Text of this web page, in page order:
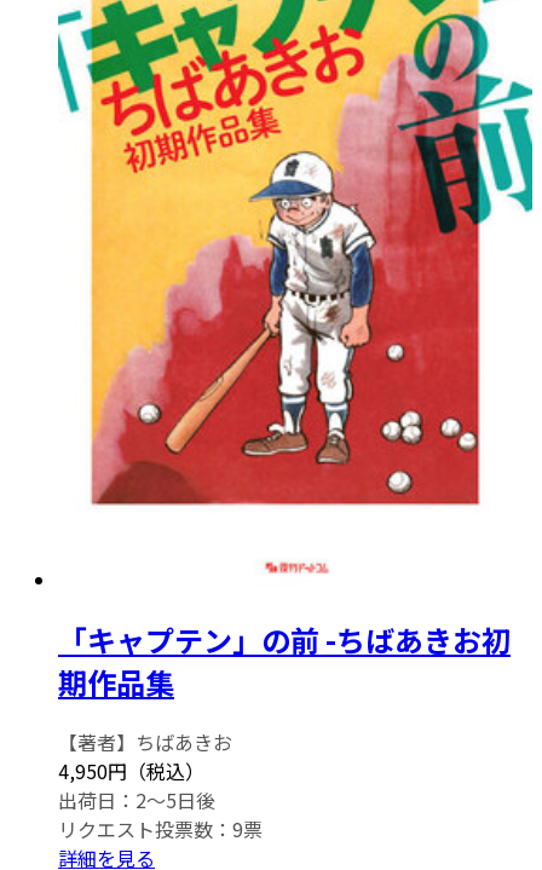
「キャプテン」の前 -ちばあきお初
期作品集
【著者】ちばあきお
4,950円（税込）
出荷日：2～5日後
リクエスト投票数： 9票
詳細を見る